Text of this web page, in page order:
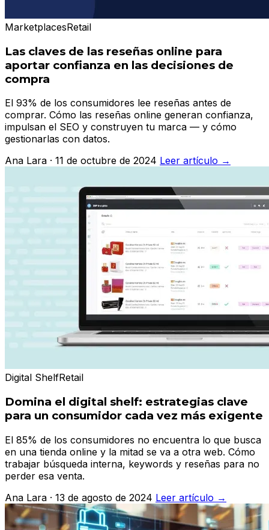
MarketplacesRetail
Las claves de las reseñas online para
aportar confianza en las decisiones de
compra
El 93% de los consumidores lee reseñas antes de
comprar. Cómo las reseñas online generan confianza,
impulsan el SEO y construyen tu marca — y cómo
gestionarlas con datos.
Ana Lara · 11 de octubre de 2024 Leer artículo →
Digital ShelfRetail
Domina el digital shelf: estrategias clave
para un consumidor cada vez más exigente
El 85% de los consumidores no encuentra lo que busca
en una tienda online y la mitad se va a otra web. Cómo
trabajar búsqueda interna, keywords y reseñas para no
perder esa venta.
Ana Lara · 13 de agosto de 2024 Leer artículo →